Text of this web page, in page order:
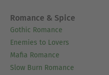
Romance & Spice
Gothic Romance
Enemies to Lovers
Mafia Romance
Slow Burn Romance